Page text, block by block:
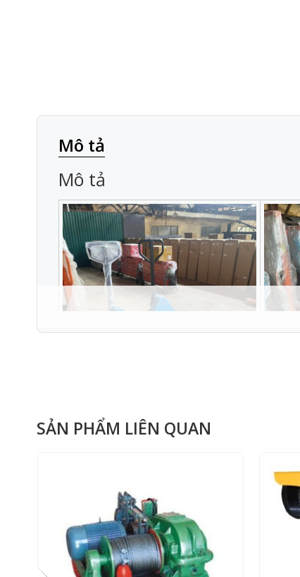
Mô tả
Mô tả
SẢN PHẨM LIÊN QUAN